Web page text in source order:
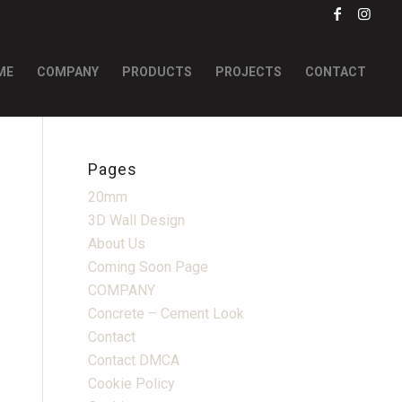
COMPANY PRODUCTS PROJECTS CONTACT
Pages
20mm
3D Wall Design
About Us
Coming Soon Page
COMPANY
Concrete – Cement Look
Contact
Contact DMCA
Cookie Policy